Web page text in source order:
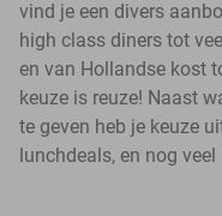
vind je een divers
high class diners tot
en van Hollandse kost
keuze is reuze! Naast
te geven heb je keuze
lunchdeals, en nog